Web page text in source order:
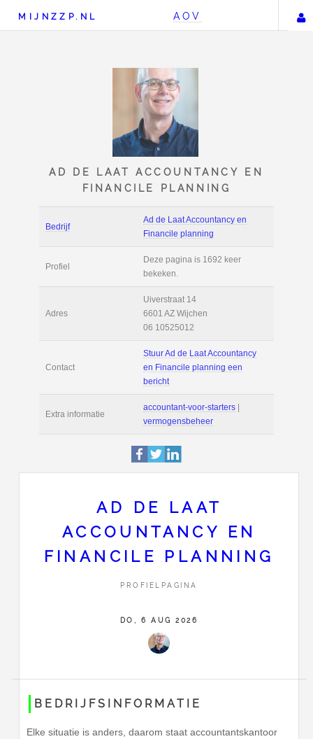
MIJNZZP.NL AOV
AD DE LAAT
FINANCILE
Bedrijf
Profiel
Deze pagina is 1692
Uiverstraat 14
Contact
en Financile
bericht
accountant-voor-
AD DE LAAT
ACCOUNTANCY EN
FINANCILE PLANNING
PROFIELPAGINA
DO, 6 AUG 2026
BEDRIJFSINFORMATIE
Elke situatie is anders, daarom staat accountantskantoor